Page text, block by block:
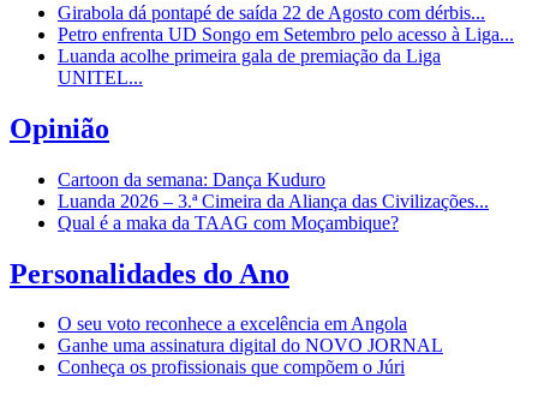
Girabola dá pontapé de saída 22 de Agosto com dérbis...
Petro enfrenta UD Songo em Setembro pelo acesso à Liga...
Luanda acolhe primeira gala de premiação da Liga
UNITEL...
Opinião
Cartoon da semana: Dança Kuduro
Luanda 2026 – 3.ª Cimeira da Aliança das Civilizações...
Qual é a maka da TAAG com Moçambique?
Personalidades do Ano
O seu voto reconhece a excelência em Angola
Ganhe uma assinatura digital do NOVO JORNAL
Conheça os profissionais que compõem o Júri